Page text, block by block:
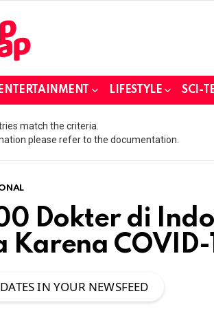
ENTERTAINMENT LIFESTYLE SCI-
match the criteria.
please refer to the documentation.
Dokter di
Karena COVID-
IN YOUR NEWSFEED